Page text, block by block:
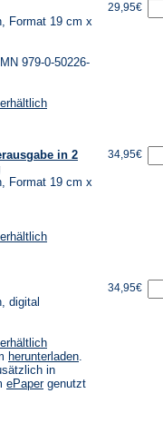
Format 19 cm x
979-0-50226-
29,95€
in 2
Format 19 cm x
34,95€
digital
herunterladen(Öffnet
einem
.
in
ePaper(Öffnet
genutzt
34,95€